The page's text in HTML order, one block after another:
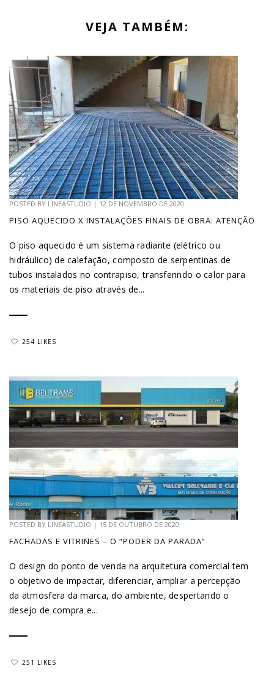
VEJA TAMBÉM:
POSTED BY LINEASTUDIO | 12 DE NOVEMBRO DE 2020
PISO AQUECIDO X INSTALAÇÕES FINAIS DE OBRA: ATENÇÃO
O piso aquecido é um sistema radiante (elétrico ou
hidráulico) de calefação, composto de serpentinas de
tubos instalados no contrapiso, transferindo o calor para
os materiais de piso através de...
254 LIKES
POSTED BY LINEASTUDIO | 15 DE OUTUBRO DE 2020
FACHADAS E VITRINES – O “PODER DA PARADA”
O design do ponto de venda na arquitetura comercial tem
o objetivo de impactar, diferenciar, ampliar a percepção
da atmosfera da marca, do ambiente, despertando o
desejo de compra e...
251 LIKES